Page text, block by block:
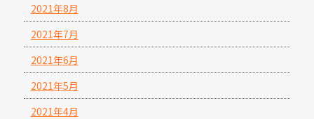
2021年8月
2021年7月
2021年6月
2021年5月
2021年4月